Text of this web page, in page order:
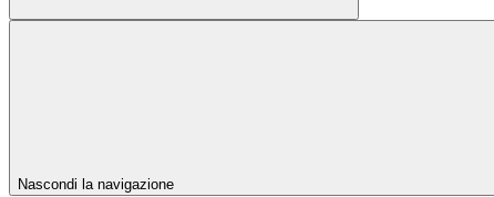
Nascondi la navigazione